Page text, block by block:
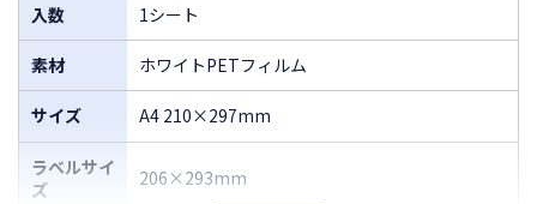
入数 1シート
素材 ホワイトPETフィルム
サイズ A4 210×297mm
ラベルサイ
ズ
206×293mm